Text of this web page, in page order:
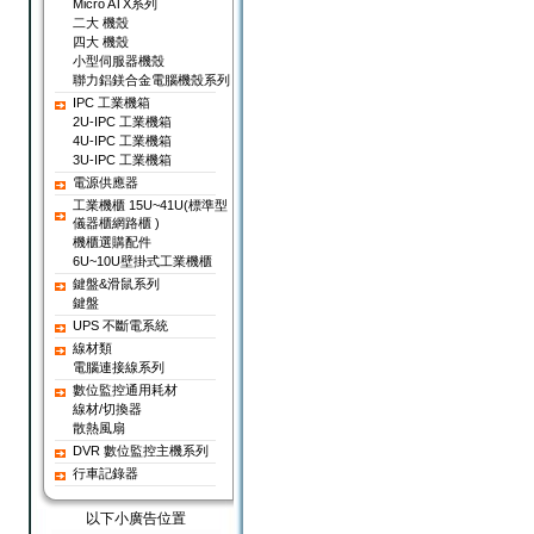
Micro ATX系列
二大 機殼
四大 機殼
小型伺服器機殼
聯力鋁鎂合金電腦機殼系列
IPC 工業機箱
2U-IPC 工業機箱
4U-IPC 工業機箱
3U-IPC 工業機箱
電源供應器
工業機櫃 15U~41U(標準型
儀器櫃網路櫃 )
機櫃選購配件
6U~10U壁掛式工業機櫃
鍵盤&滑鼠系列
鍵盤
UPS 不斷電系統
線材類
電腦連接線系列
數位監控通用耗材
線材/切換器
散熱風扇
DVR 數位監控主機系列
行車記錄器
以下小廣告位置